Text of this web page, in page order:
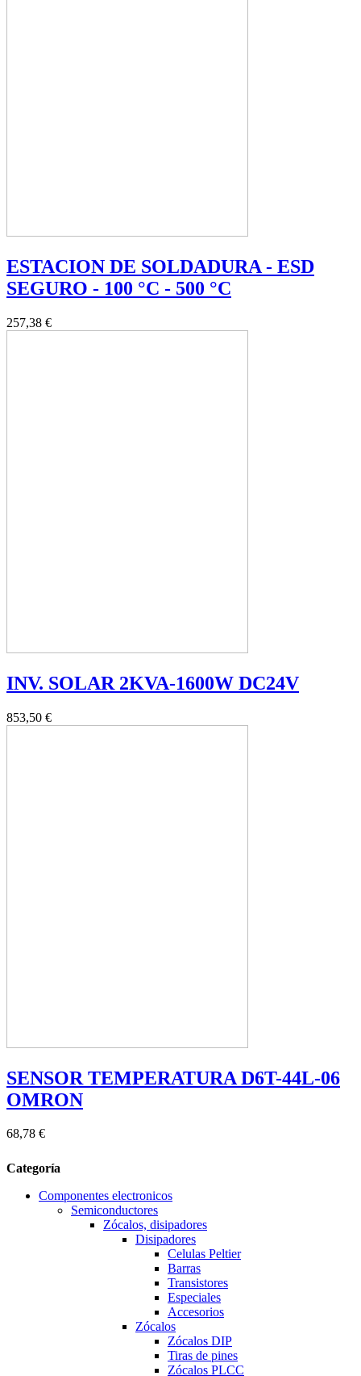
ESTACION DE SOLDADURA - ESD
SEGURO - 100 °C - 500 °C
257,38 €
INV. SOLAR 2KVA-1600W DC24V
853,50 €
SENSOR TEMPERATURA D6T-44L-06
OMRON
68,78 €
Categoría
Componentes electronicos
Semiconductores
Zócalos, disipadores
Disipadores
Celulas Peltier
Barras
Transistores
Especiales
Accesorios
Zócalos
Zócalos DIP
Tiras de pines
Zócalos PLCC